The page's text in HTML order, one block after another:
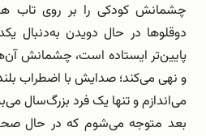
چشمانش کودکی را بر روی تاب
دوقلوها در حال دویدن به‌دنبال
پایین‌تر ایستاده است، چشمانش
و نهی می‌کند؛ صدایش با اضطراب
می‌اندازم و تنها یک فرد بزرگ‌سال
بعد متوجه می‌شوم که در حال